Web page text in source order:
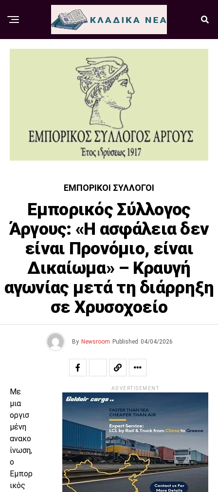
ΕΜΠΟΡΙΚΟΊ ΣΎΛΛΟΓΟΙ
Εμπορικός Σύλλογος
Άργους: «Η ασφάλεια δεν
είναι Προνόμιο, είναι
Δικαίωμα» – Κραυγή
αγωνίας μετά τη διάρρηξη
σε Χρυσοχοείο
By Newsroom Published 04/04/2026
Με
μια
οργισ
μένη
ανακο
ίνωση,
ο
Εμπορ
ικός
ADVERTISEMENT